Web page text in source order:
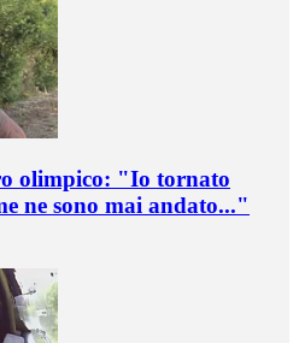
olimpico: "Io tornato
ne sono mai andato..."